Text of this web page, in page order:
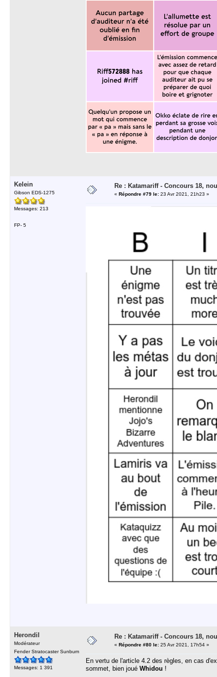
Kelein
Gibson EDS-1275
Messages: 213
FP- 5
Re : Katamariff - Concours 18,
« Répondre #79 le: 23 Avr 2021, 21h23 »
Herondil
Modérateur
Fender Stratocaster Sunburn
Messages: 1 391
Re : Katamariff - Concours 18,
« Répondre #80 le: 25 Avr 2021, 17h54 »
En vertu de l'article 4.2 des règles, en cas
sommet, bien joué Whidou !